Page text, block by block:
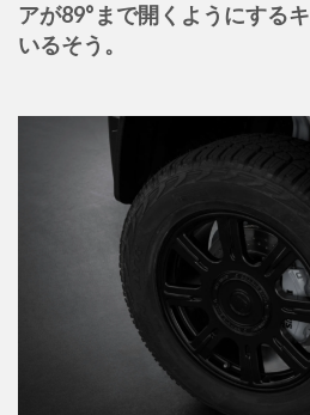
アが89°まで開くようにする
いるそう。